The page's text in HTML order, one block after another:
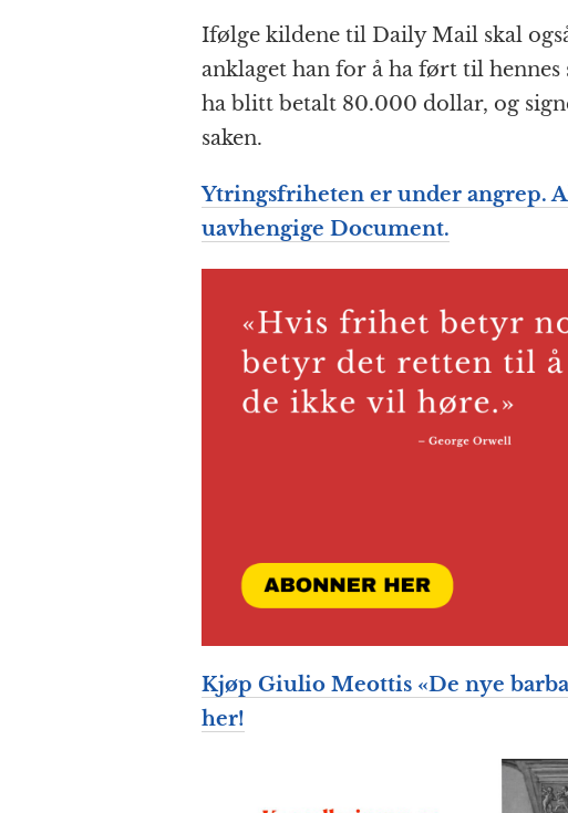
Ifølge kildene til Daily Mail skal
anklaget han for å ha ført til
ha blitt betalt 80.000 dollar, og
saken.
Ytringsfriheten er under angrep.
uavhengige Document.
Kjøp Giulio Meottis «De nye
her!